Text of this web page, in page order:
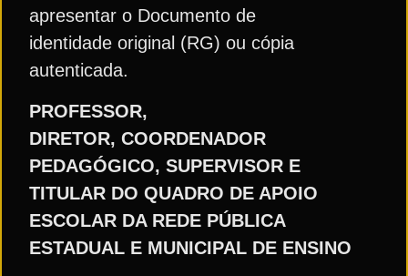
apresentar o Documento de
identidade original (RG) ou cópia
autenticada.
PROFESSOR,
DIRETOR, COORDENADOR
PEDAGÓGICO, SUPERVISOR E
TITULAR DO QUADRO DE APOIO
ESCOLAR DA REDE PÚBLICA
ESTADUAL E MUNICIPAL DE ENSINO